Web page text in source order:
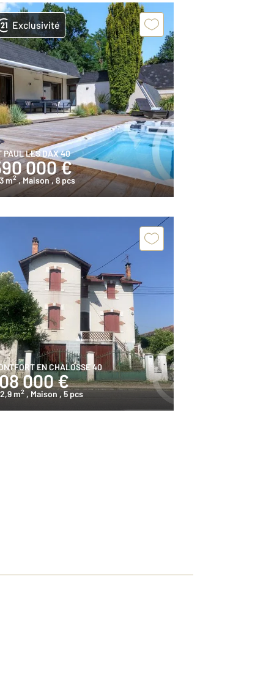
Exclusivité
PAUL LES DAX 40
000 €
m2 , Maison, 8 pcs
EN CHALOSSE 40
000 €
m2 , Maison , 5 pcs